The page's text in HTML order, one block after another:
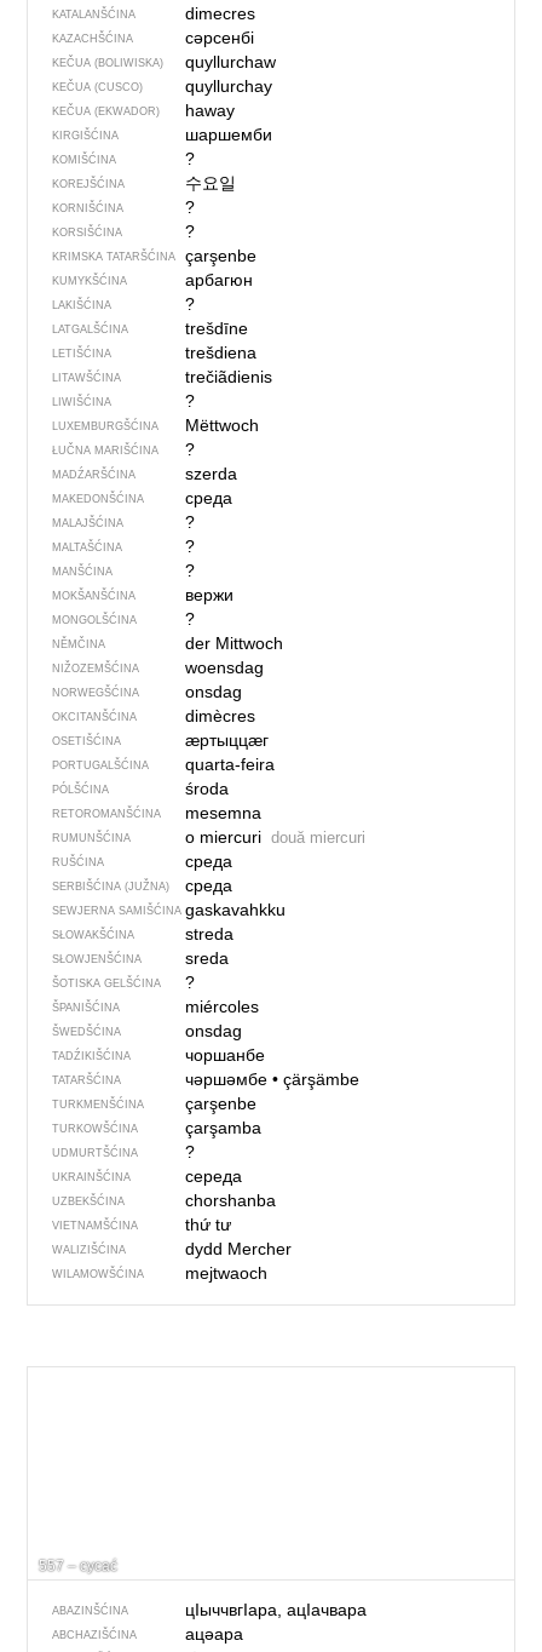
KATALANŠĆINA dimecres
KAZACHŠĆINA сәрсенбі
KEČUA (BOLIWISKA) quyllurchaw
KEČUA (CUSCO) quyllurchay
KEČUA (EKWADOR) haway
KIRGIŠĆINA шаршемби
KOMIŠĆINA ?
KOREJŠĆINA 수요일
KORNIŠĆINA ?
KORSIŠĆINA ?
KRIMSKA TATARŠĆINA çarşenbe
KUMYKŠĆINA арбагюн
LAKIŠĆINA ?
LATGALŠĆINA trešdīne
LETIŠĆINA trešdiena
LITAWŠĆINA trečiãdienis
LIWIŠĆINA ?
LUXEMBURGŠĆINA Mëttwoch
ŁUČNA MARIŠĆINA ?
MADŹARŠĆINA szerda
MAKEDONŠĆINA среда
MALAJŠĆINA ?
MALTAŠĆINA ?
MANŠĆINA ?
MOKŠANŠĆINA вержи
MONGOLŠĆINA ?
NĚMČINA der Mittwoch
NIŽOZEMŠĆINA woensdag
NORWEGŠĆINA onsdag
OKCITANŠĆINA dimècres
OSETIŠĆINA ӕртыццӕг
PORTUGALŠĆINA quarta-feira
PÓLŠĆINA środa
RETOROMANŠĆINA mesemna
RUMUNŠĆINA o miercuri două miercuri
RUŠĆINA среда
SERBIŠĆINA (JUŽNA) среда
SEWJERNA SAMIŠĆINAgaskavahkku
SŁOWAKŠĆINA streda
SŁOWJENŠĆINA sreda
ŠOTISKA GELŠĆINA ?
ŠPANIŠĆINA miércoles
ŠWEDŠĆINA onsdag
TADŹIKIŠĆINA чоршанбе
TATARŠĆINA чәршәмбе• çärşämbe
TURKMENŠĆINA çarşenbe
TURKOWŠĆINA çarşamba
UDMURTŠĆINA ?
UKRAINŠĆINA середа
UZBEKŠĆINA chorshanba
VIETNAMŠĆINA thứ tư
WALIZIŠĆINA dydd Mercher
WILAMOWŠĆINA mejtwaoch
557 – cycać
ABAZINŠĆINA цIыччвгIара, ацIачвара
ABCHAZIŠĆINA ацәара